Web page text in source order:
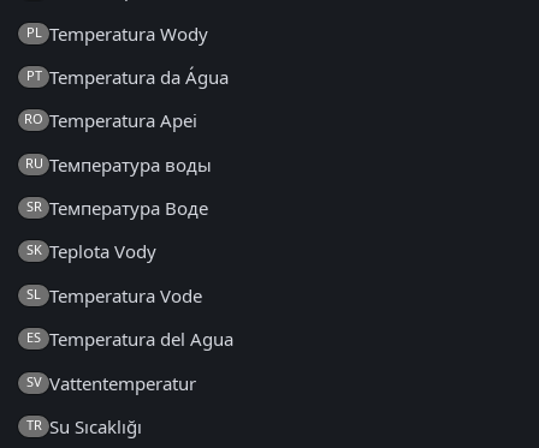
PL Temperatura Wody
PT Temperatura da Água
RO Temperatura Apei
RU Температура воды
SR Температура Воде
SK Teplota Vody
SL Temperatura Vode
ES Temperatura del Agua
SV Vattentemperatur
TR Su Sıcaklığı